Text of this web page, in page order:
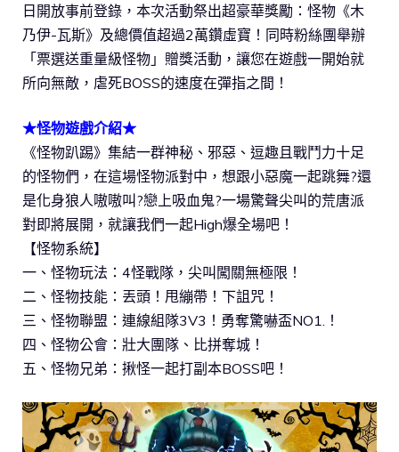
日開放事前登錄，本次活動祭出超豪華獎勵：怪物《木
乃伊-瓦斯》及總價值超過2萬鑽虛寶！同時粉絲團舉辦
「票選送重量級怪物」贈獎活動，讓您在遊戲一開始就
所向無敵，虐死BOSS的速度在彈指之間！
★怪物遊戲介紹★
《怪物趴踢》集結一群神秘、邪惡、逗趣且戰鬥力十足
的怪物們，在這場怪物派對中，想跟小惡魔一起跳舞?還
是化身狼人嗷嗷叫?戀上吸血鬼?一場驚聲尖叫的荒唐派
對即將展開，就讓我們一起High爆全場吧！
【怪物系統】
一、怪物玩法：4怪戰隊，尖叫闖關無極限！
二、怪物技能：丟頭！甩繃帶！下詛咒！
三、怪物聯盟：連線組隊3V3！勇奪驚嚇盃NO1.！
四、怪物公會：壯大團隊、比拼奪城！
五、怪物兄弟：揪怪一起打副本BOSS吧！